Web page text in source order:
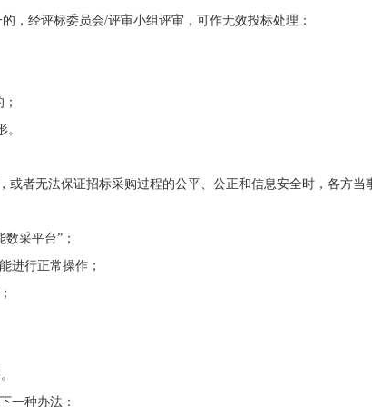
，经评标委员会/评审小组评审，可作无效投标处理：
或者无法保证招标采购过程的公平、公正和信息安全时，各方当
采平台”；
进行正常操作；
一种办法：